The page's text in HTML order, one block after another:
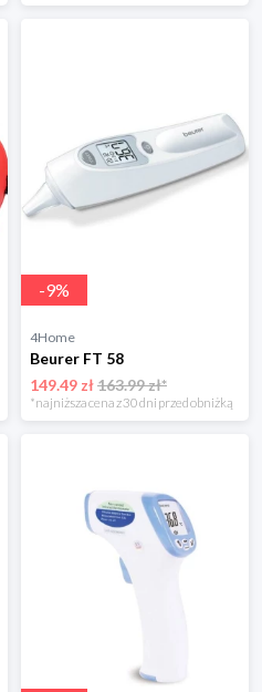
-9%
4Home
Beurer FT 58
149.49 zł163.99 zł*
*najniższa cena z 30 dni przed obniżką